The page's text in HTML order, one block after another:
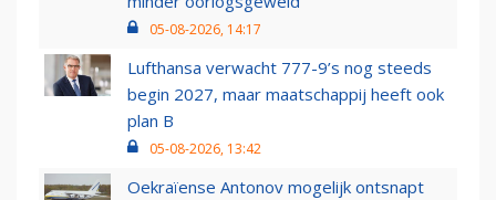
05-08-2026, 14:17
Lufthansa verwacht 777-9’s nog steeds
begin 2027, maar maatschappij heeft ook
plan B
05-08-2026, 13:42
Oekraïense Antonov mogelijk ontsnapt